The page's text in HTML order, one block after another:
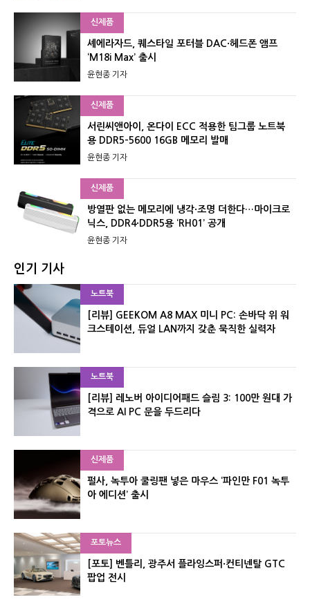
신제품
셰에라자드, 퀘스타일 포터블 DAC·헤드폰 앰프
‘M18i Max’ 출시
윤현종 기자
신제품
서린씨앤아이, 온다이 ECC 적용한 팀그룹 노트북
용 DDR5-5600 16GB 메모리 발매
윤현종 기자
신제품
방열판 없는 메모리에 냉각·조명 더한다…마이크로
닉스, DDR4·DDR5용 ‘RH01’ 공개
윤현종 기자
인기 기사
노트북
[리뷰] GEEKOM A8 MAX 미니 PC: 손바닥 위 워
크스테이션, 듀얼 LAN까지 갖춘 묵직한 실력자
노트북
[리뷰] 레노버 아이디어패드 슬림 3: 100만 원대 가
격으로 AI PC 문을 두드리다
신제품
펄사, 녹투아 쿨링팬 넣은 마우스 ‘파인만 F01 녹투
아 에디션’ 출시
포토뉴스
[포토] 벤틀리, 광주서 플라잉스퍼·컨티넨탈 GTC
팝업 전시